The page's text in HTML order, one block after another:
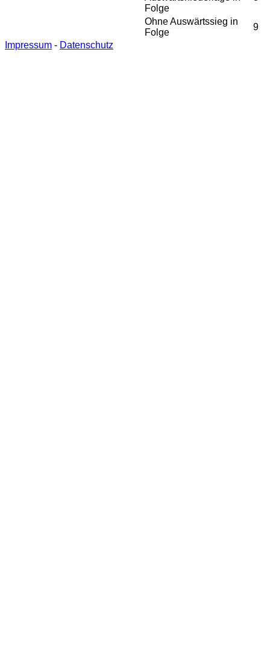
Folge
Ohne Auswärtssieg in
Folge
9
Impressum - Datenschutz